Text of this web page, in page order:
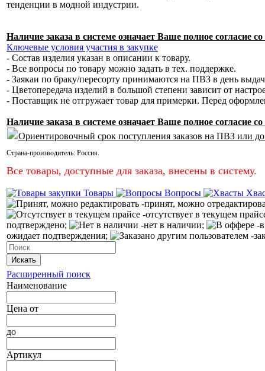
тенденции в модной индустрии.
Наличие заказа в системе означает Ваше полное согласие
Ключевые условия участия в закупке
- Состав изделия указан в описании к товару.
- Все вопросы по товару можно задать в тех. поддержке.
- Заякаи по браку/пересорту принимаются на ПВЗ в день
- Цветопередача изделий в большой степени зависит от
- Поставщик не отгружает товар для примерки. Перед
Наличие заказа в системе означает Ваше полное согласие
Ориентировочный срок поступления заказов на ПВЗ или
Страна-производитель: Россия.
Все товары, доступные для заказа, внесены в систему.
Товары Вопросы
-принят, можно
-отсутствует в текущем
подтверждено;
-нет в наличии;
-
ожидает подтверждения;
-
Искать
Расширенный поиск
Наименование
Цена от
до
Артикул